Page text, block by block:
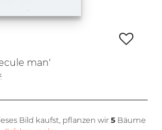
man'
Bild kaufst, pflanzen wir5 Bäume